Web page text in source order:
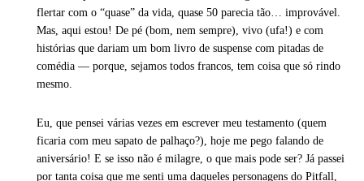
flertar com o “quase” da vida, quase 50 parecia tão… improvável.
Mas, aqui estou! De pé (bom, nem sempre), vivo (ufa!) e com
histórias que dariam um bom livro de suspense com pitadas de
comédia — porque, sejamos todos francos, tem coisa que só rindo
mesmo.
Eu, que pensei várias vezes em escrever meu testamento (quem
ficaria com meu sapato de palhaço?), hoje me pego falando de
aniversário! E se isso não é milagre, o que mais pode ser? Já passei
por tanta coisa que me senti uma daqueles personagens do Pitfall,